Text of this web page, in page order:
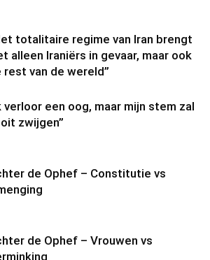
totalitaire regime van Iran brengt
alleen Iraniërs in gevaar, maar ook
rest van de wereld”
verloor een oog, maar mijn stem zal
zwijgen”
de Ophef – Constitutie vs
de Ophef – Vrouwen vs